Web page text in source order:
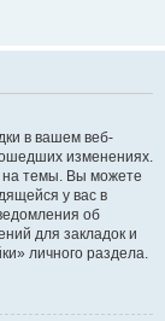
в вашем веб-
изменениях.
на темы. Вы можете
у вас в
об
для закладок и
личного раздела.